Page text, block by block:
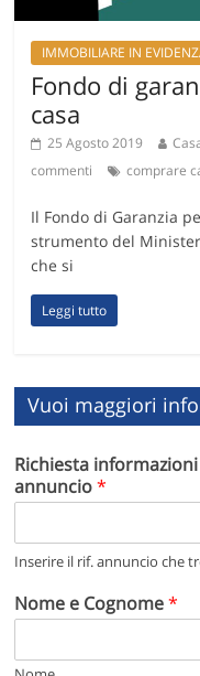
IMMOBILIARE IN
Fondo di
casa
25 Agosto 2019
commenti
comprare
Il Fondo di Garanzia
strumento del
che si
Leggi tutto
Vuoi maggiori
Richiesta
annuncio*
Inserire il rif. annuncio che
Nome e Cognome*